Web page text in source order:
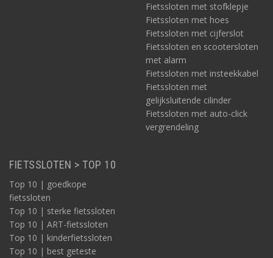
Fietssloten met stofklepje
Fietssloten met hoes
Fietssloten met cijferslot
Fietssloten en scootersloten
met alarm
Fietssloten met insteekkabel
Fietssloten met
gelijksluitende cilinder
Fietssloten met auto-click
vergrendeling
FIETSSLOTEN > TOP 10
Top 10 | goedkope
fietssloten
Top 10 | sterke fietssloten
Top 10 | ART-fietssloten
Top 10 | kinderfietssloten
Top 10 | best geteste